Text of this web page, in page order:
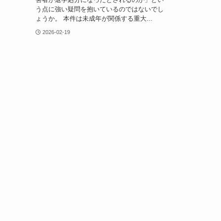
う点に強い疑問を抱いているのではないでし
ょうか。 本件は未成年が関係する重大...
2026-02-19